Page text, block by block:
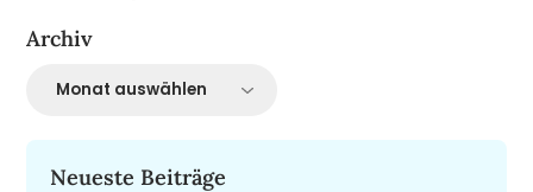
Archiv
Neueste Beiträge